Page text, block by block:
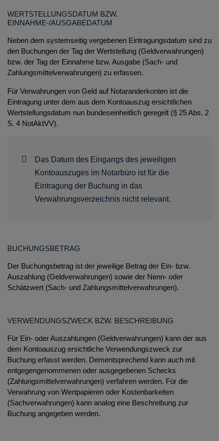
WERTSTELLUNGSDATUM BZW.
EINNAHME-/AUSGABEDATUM
Neben dem systemseitig vergebenen Eintragungsdatum sind zu
den Buchungen der Tag der Wertstellung (Geldverwahrungen)
bzw. der Tag der Einnahme bzw. Ausgabe (Sach- und
Zahlungsmittelverwahrungen) zu erfassen.
Für Verwahrungen von Geld auf Notaranderkonten ist die
Eintragung unter dem aus dem Kontoauszug ersichtlichen
Wertstellungsdatum nun bundeseinheitlich geregelt (§ 25 Abs. 2
S. 4 NotAktVV).
Das Datum des Eingangs des jeweiligen
Kontoauszuges im Notarbüro ist für die
Eintragung der Buchung in das
Verwahrungsverzeichnis nicht relevant.
BUCHUNGSBETRAG
Der Buchungsbetrag ist der jeweilige Betrag der Ein- bzw.
Auszahlung (Geldverwahrungen) sowie der Nenn- oder
Schätzwert (Sach- und Zahlungsmittelverwahrungen).
VERWENDUNGSZWECK BZW. BESCHREIBUNG
Für Ein- oder Auszahlungen (Geldverwahrungen) kann der aus
dem Kontoauszug ersichtliche Verwendungszweck zur
Buchung erfasst werden. Dementsprechend kann auch mit
entgegengenommenen oder ausgegebenen Schecks
(Zahlungsmittelverwahrungen) verfahren werden. Für die
Verwahrung von Wertpapieren oder Kostenbarkeiten
(Sachverwahrungen) kann analog eine Beschreibung zur
Buchung angegeben werden.